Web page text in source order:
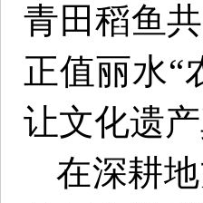
青田稻鱼
正值丽水
让文化遗
在深耕